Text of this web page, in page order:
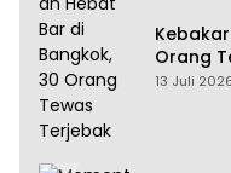
Orang
13 Juli